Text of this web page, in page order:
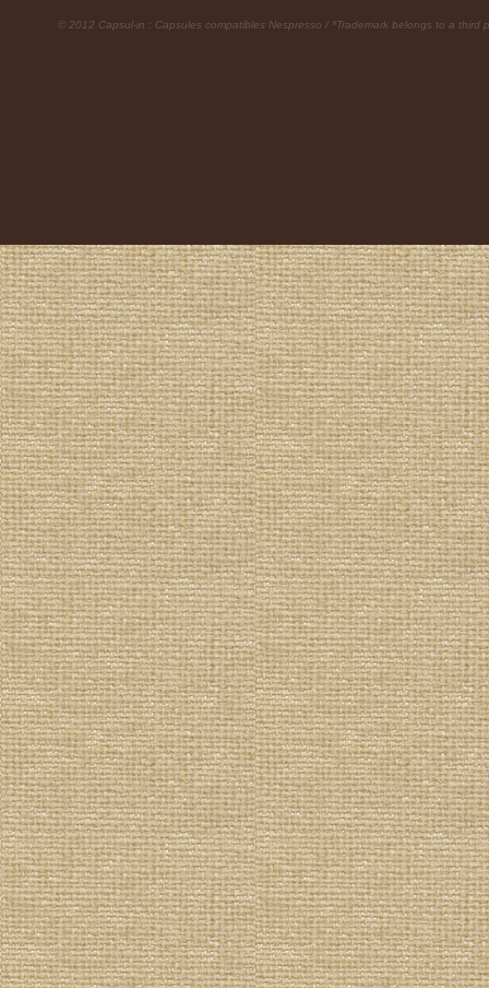
© 2012 Capsul-in : Capsules compatibles Nespresso / *Trademark belongs to a